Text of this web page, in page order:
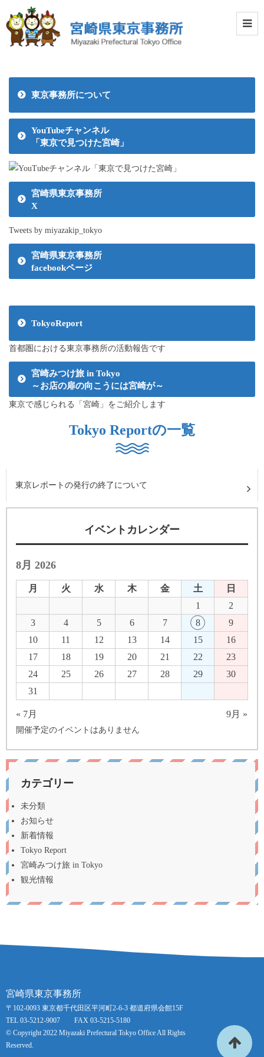
東京事務所について
YouTubeチャンネル
「東京で見つけた宮崎」
宮崎県東京事務所
X
Tweets by miyazakip_tokyo
宮崎県東京事務所
facebookページ
TokyoReport
首都圏における東京事務所の活動報告です
宮崎みつけ旅 in Tokyo
～お店の扉の向こうには宮崎が～
東京で感じられる「宮崎」をご紹介します
Tokyo Reportの一覧
東京レポートの発行の終了について
イベントカレンダー
8月 2026
月 火 水 木 金 土
日
1
2
3
4 5 6 7 8
9
10
11 12 13 14 15
16
17
18 19 20 21 22
23
24
25 26 27 28 29
30
31
« 7月 9月 »
開催予定のイベントはありません
カテゴリー
未分類
お知らせ
新着情報
Tokyo Report
宮崎みつけ旅 in Tokyo
観光情報
宮崎県東京事務所
〒102-0093 東京都千代田区平河町2-6-3 都道府県会館15F
TEL 03-5212-9007 FAX 03-5215-5180
© Copyright 2022 Miyazaki Prefectural Tokyo Office All Rights
Reserved.